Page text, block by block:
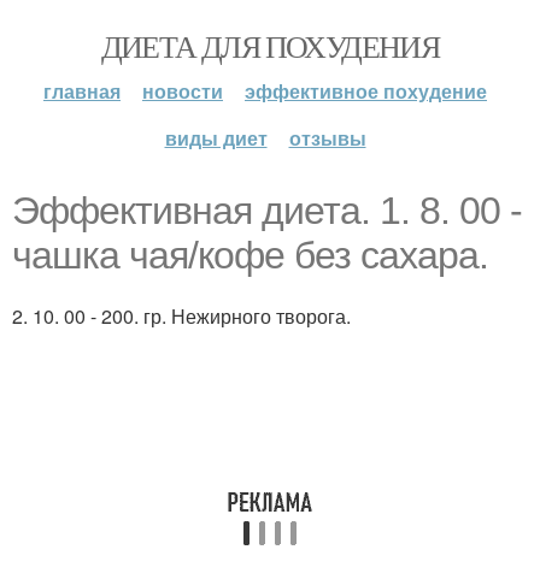
ДИЕТА ДЛЯ ПОХУДЕНИЯ
главная новости
эффективное похудение
виды диет
отзывы
Эффективная диета. 1. 8. 00 -
чашка чая/кофе без сахара.
2. 10. 00 - 200. гр. Нежирного творога.